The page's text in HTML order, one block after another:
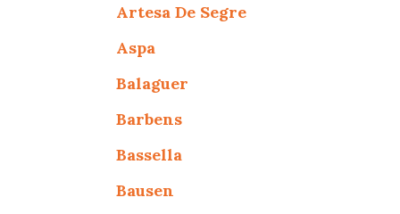
Artesa De Segre
Aspa
Balaguer
Barbens
Bassella
Bausen